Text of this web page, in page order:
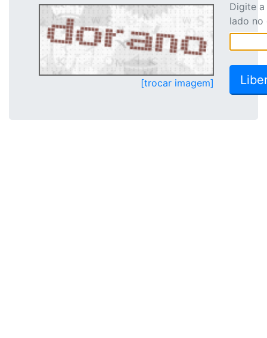
[trocar imagem]
Digite
lado no